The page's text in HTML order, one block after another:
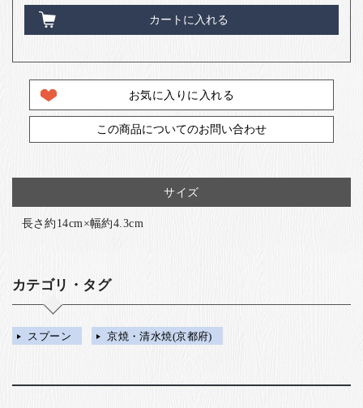
カートに入れる
お気に入りに入れる
この商品についてのお問い合わせ
サイズ
長さ約14cm×幅約4.3cm
カテゴリ・タグ
スプーン 京焼・清水焼(京都府)